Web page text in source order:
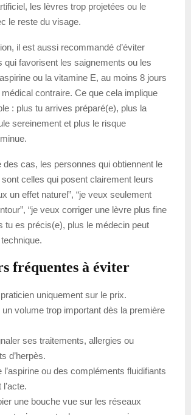
les lèvres trop projetées ou le
le reste du visage.
il est aussi recommandé d’éviter
qui favorisent les saignements ou les
ou la vitamine E, au moins 8 jours
contraire. Ce que cela implique
: plus tu arrives préparé(e), plus la
sereinement et plus le risque
des cas, les personnes qui obtiennent le
celles qui posent clairement leurs
un effet naturel”, “je veux seulement
“je veux corriger une lèvre plus fine
tu es précis(e), plus le médecin peut
fréquentes à éviter
uniquement sur le prix.
un volume trop important dès la première
ses traitements, allergies ou
d’herpès.
l’aspirine ou des compléments fluidifiants
une bouche vue sur les réseaux